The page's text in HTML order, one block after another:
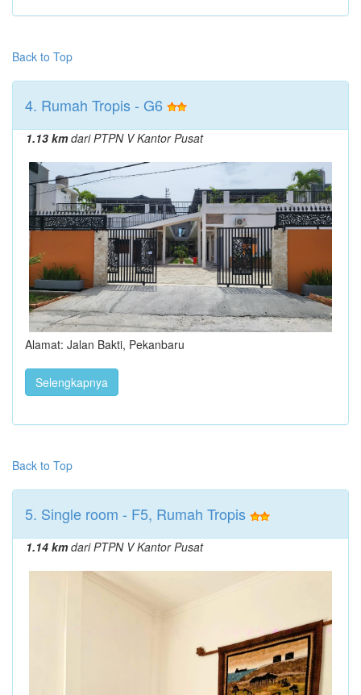
Back to Top
4. Rumah Tropis - G6
1.13 kmdari PTPN V Kantor Pusat
Alamat: Jalan Bakti, Pekanbaru
Selengkapnya
Back to Top
5. Single room - F5, Rumah Tropis
1.14 kmdari PTPN V Kantor Pusat